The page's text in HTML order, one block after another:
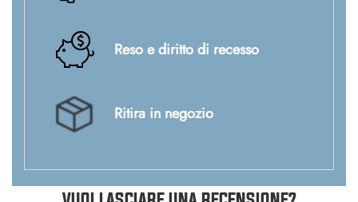
Reso e diritto di recesso
Ritira in negozio